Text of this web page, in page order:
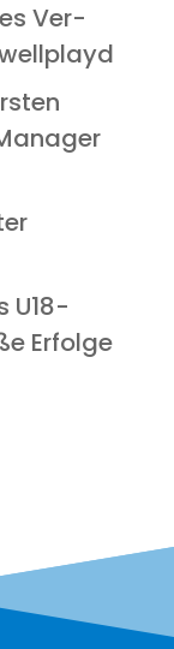
Ver­
U18-
Erfol­ge